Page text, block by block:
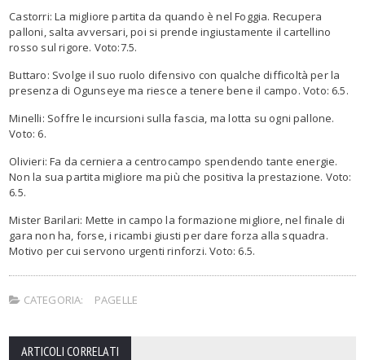
Castorri: La migliore partita da quando è nel Foggia. Recupera
palloni, salta avversari, poi si prende ingiustamente il cartellino
rosso sul rigore. Voto:7.5.
Buttaro: Svolge il suo ruolo difensivo con qualche difficoltà per la
presenza di Ogunseye ma riesce a tenere bene il campo. Voto: 6.5.
Minelli: Soffre le incursioni sulla fascia, ma lotta su ogni pallone.
Voto: 6.
Olivieri: Fa da cerniera a centrocampo spendendo tante energie.
Non la sua partita migliore ma più che positiva la prestazione. Voto:
6.5.
Mister Barilari: Mette in campo la formazione migliore, nel finale di
gara non ha, forse, i ricambi giusti per dare forza alla squadra.
Motivo per cui servono urgenti rinforzi. Voto: 6.5.
CATEGORIA: PAGELLE
ARTICOLI CORRELATI